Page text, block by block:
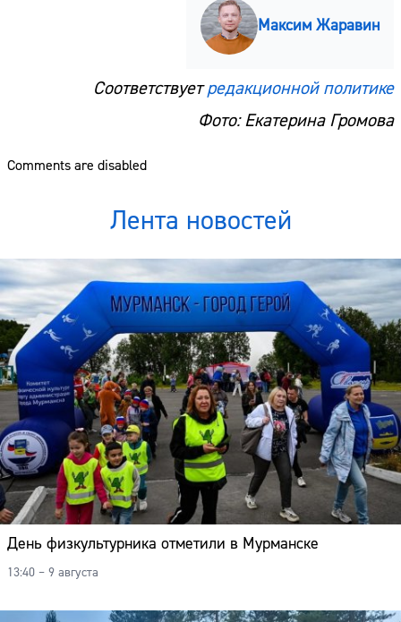
Максим Жаравин
Соответствуетредакционной политике
Фото: Екатерина Громова
Comments are disabled
Лента новостей
День физкультурника отметили в Мурманске
13:40 – 9 августа